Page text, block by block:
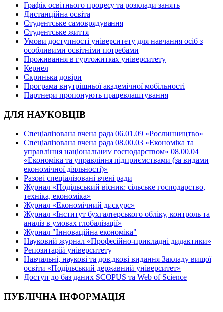
Графік освітнього процесу та розклади занять
Дистанційна освіта
Студентське самоврядування
Студентське життя
Умови доступності університету для навчання осіб з
особливими освітніми потребами
Проживання в гуртожитках університету
Кернел
Скринька довіри
Програма внутрішньої академічної мобільності
Партнери пропонують працевлаштування
ДЛЯ НАУКОВЦІВ
Спеціалізована вчена рада 06.01.09 «Рослинництво»
Спеціалізована вчена рада 08.00.03 «Економіка та
управління національним господарством» 08.00.04
«Економіка та управління підприємствами (за видами
економічної діяльності)»
Разові спеціалізовані вчені ради
Журнал «Подільський вісник: сільське господарство,
техніка, економіка»
Журнал «Економічний дискурс»
Журнал «Інститут бухгалтерського обліку, контроль та
аналіз в умовах глобалізації»
Журнал "Інноваційна економіка"
Науковий журнал «Професійно-прикладні дидактики»
Репозитарій університету
Навчальні, наукові та довідкові видання Закладу вищої
освіти «Подільський державний університет»
Доступ до баз даних SCOPUS та Web of Science
ПУБЛІЧНА ІНФОРМАЦІЯ